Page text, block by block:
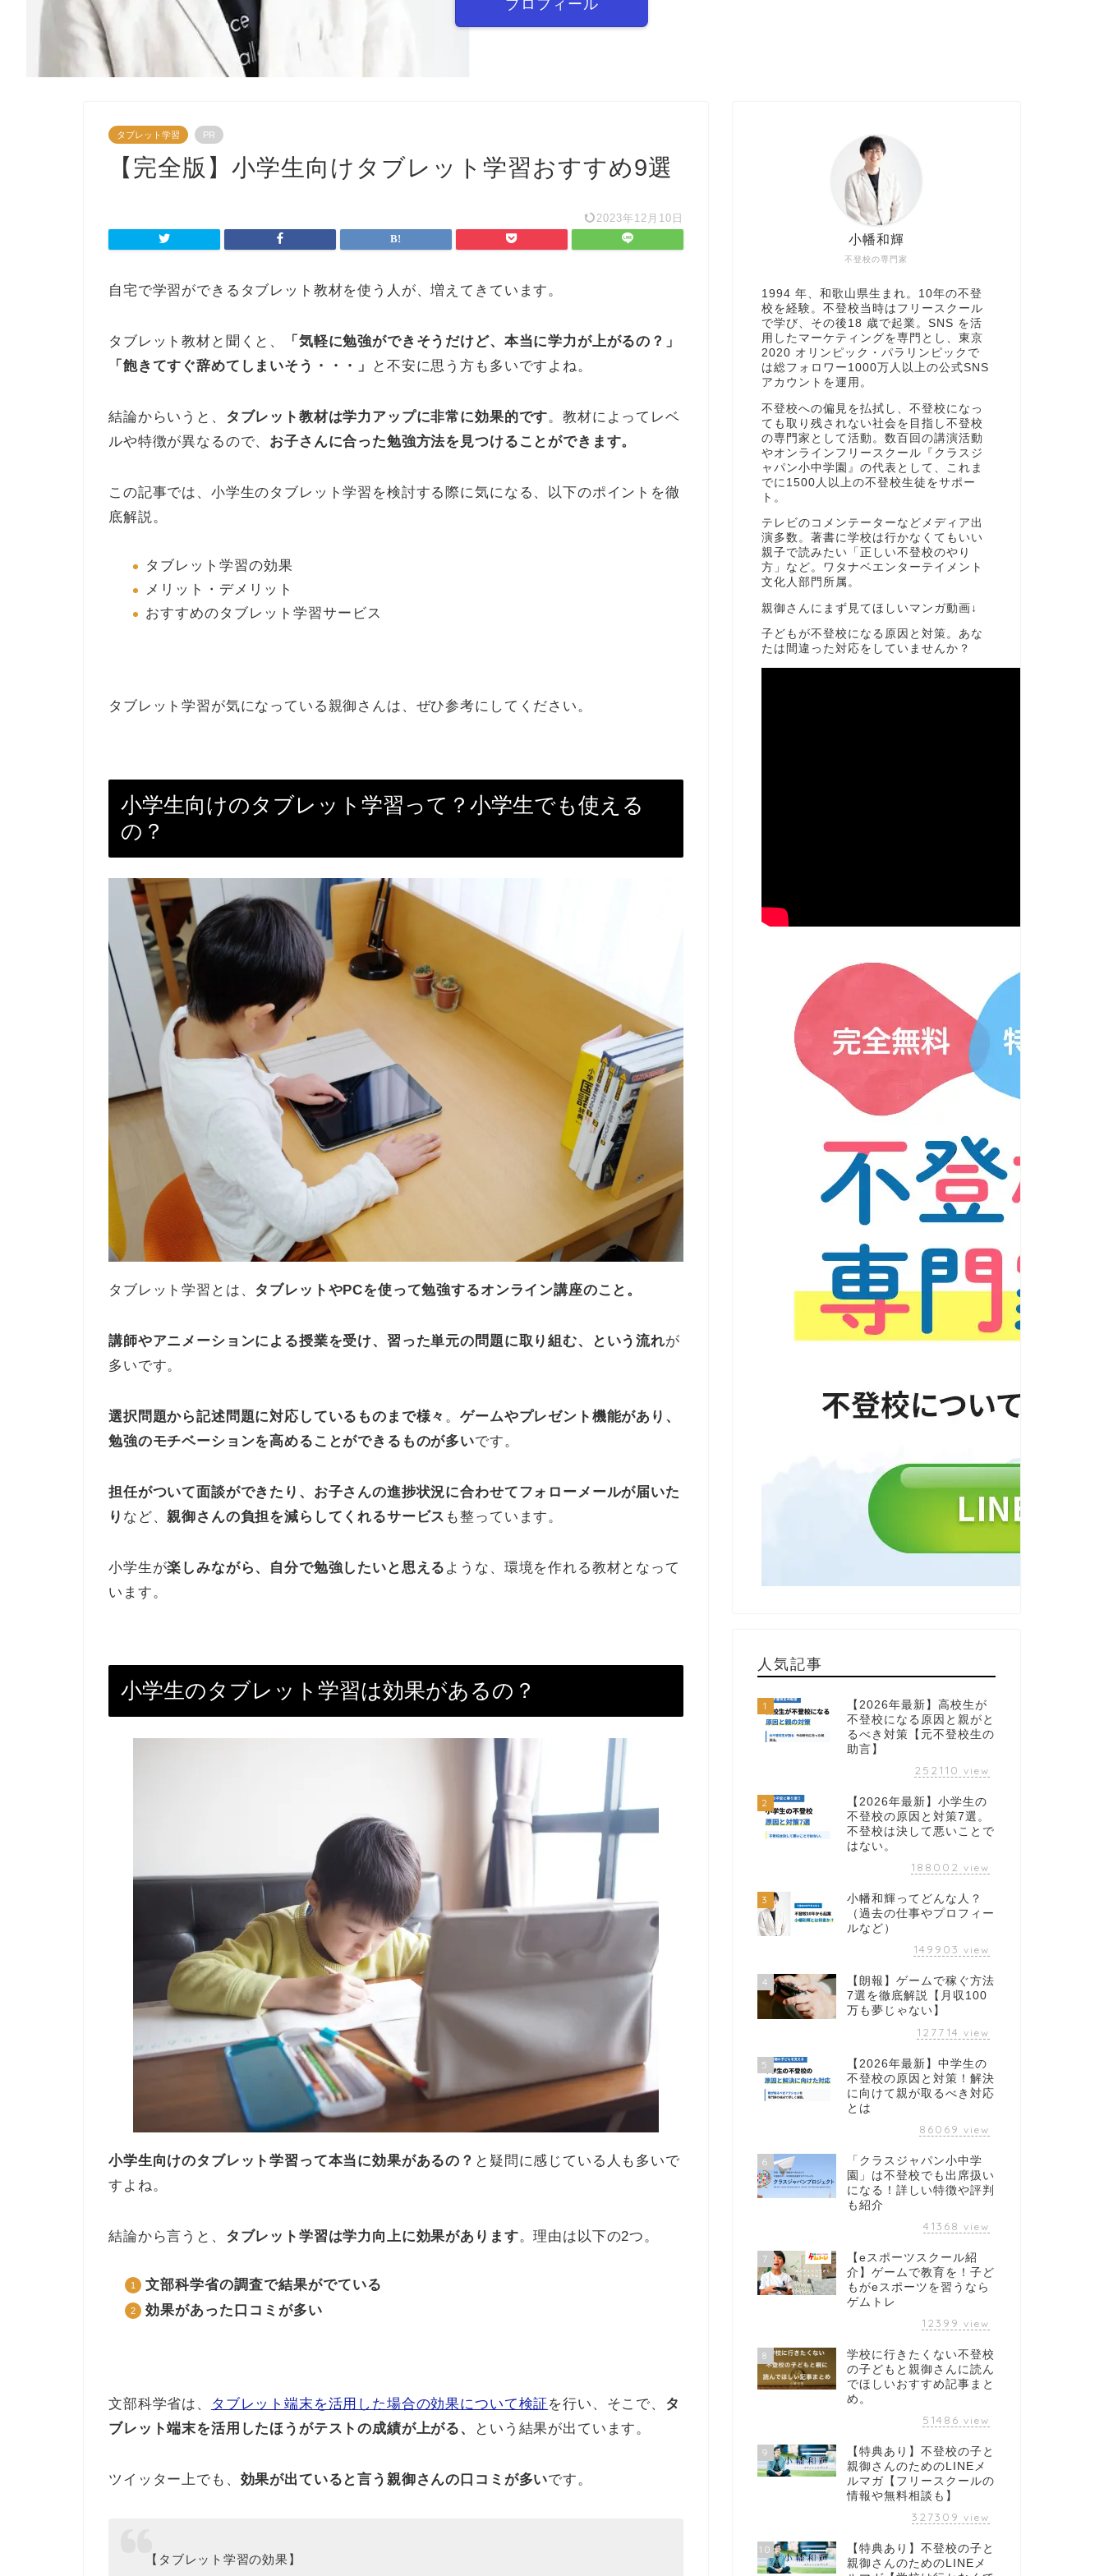
プロフィール
タブレット学習 PR
【完全版】小学生向けタブレット学習おすすめ9選
2023年12月10日
自宅で学習ができるタブレット教材を使う人が、増えてきています。
タブレット教材と聞くと、
「気軽に勉強ができそうだけど、本当に学力が上がるの？」
「飽きてすぐ辞めてしまいそう・・・」
と不安に思う方も多いですよね。
結論からいうと、 タブレット教材は学力アップに非常に効果的です。教材によってレベ
ルや特徴が異なるので、 お子さんに合った勉強方法を見つけることができます。
この記事では、小学生のタブレット学習を検討する際に気になる、以下のポイントを徹
底解説。
タブレット学習の効果
メリット・デメリット
おすすめのタブレット学習サービス
タブレット学習が気になっている親御さんは、ぜひ参考にしてください。
小学生向けのタブレット学習って？小学生でも使える
の？
タブレット学習とは、 タブレットやPCを使って勉強するオンライン講座のこと。
講師やアニメーションによる授業を受け、習った単元の問題に取り組む、という流れが
多いです。
選択問題から記述問題に対応しているものまで様々 。ゲームやプレゼント機能があり、
勉強のモチベーションを高めることができるものが多いです。
担任がついて面談ができたり、お子さんの進捗状況に合わせてフォローメールが届いた
り など、親御さんの負担を減らしてくれるサービス も整っています。
小学生が楽しみながら、自分で勉強したいと思える ような、環境を作れる教材となって
います。
小学生のタブレット学習は効果があるの？
小学生向けのタブレット学習って本当に効果があるの？ と疑問に感じている人も多いで
すよね。
結論から言うと、 タブレット学習は学力向上に効果があります。理由は以下の2つ。
文部科学省の調査で結果がでている
効果があった口コミが多い
文部科学省は、 タブレット端末を活用した場合の効果について検証 を行い、そこで、 タ
ブレット端末を活用したほうがテストの成績が上がる、
という結果が出ています。
ツイッター上でも、 効果が出ていると言う親御さんの口コミが多いです。
【タブレット学習の効果】
不登校の専門家
小幡和輝
1994 年、和歌山県生まれ。10年の不登
校を経験。不登校当時はフリースクール
で学び、その後18 歳で起業。SNS を活
用したマーケティングを専門とし、東京
2020 オリンピック・パラリンピックで
は総フォロワー1000万人以上の公式SNS
アカウントを運用。
不登校への偏見を払拭し、不登校になっ
ても取り残されない社会を目指し不登校
の専門家として活動。数百回の講演活動
やオンラインフリースクール『クラスジ
ャパン小中学園』の代表として、これま
でに1500人以上の不登校生徒をサポー
ト。
テレビのコメンテーターなどメディア出
演多数。著書に学校は行かなくてもいい
親子で読みたい「正しい不登校のやり
方」など。ワタナベエンターテイメント
文化人部門所属。
親御さんにまず見てほしいマンガ動画↓
子どもが不登校になる原因と対策。あな
たは間違った対応をしていませんか？
人気記事
1
【2026年最新】高校生が
不登校になる原因と親がと
るべき対策【元不登校生の
助言】
252110 view
2
【2026年最新】小学生の
不登校の原因と対策7選。
不登校は決して悪いことで
はない。
188002 view
3
小幡和輝ってどんな人？
（過去の仕事やプロフィー
ルなど）
149903 view
4
【朗報】ゲームで稼ぐ方法
7選を徹底解説【月収100
万も夢じゃない】
127714 view
5
【2026年最新】中学生の
不登校の原因と対策！解決
に向けて親が取るべき対応
とは
86069 view
6
「クラスジャパン小中学
園」は不登校でも出席扱い
になる！詳しい特徴や評判
も紹介
41368 view
7
【eスポーツスクール紹
介】ゲームで教育を！子ど
もがeスポーツを習うなら
ゲムトレ
12399 view
8
学校に行きたくない不登校
の子どもと親御さんに読ん
でほしいおすすめ記事まと
め。
51486 view
9
【特典あり】不登校の子と
親御さんのためのLINEメ
ルマガ【フリースクールの
情報や無料相談も】
327309 view
10
【特典あり】不登校の子と
親御さんのためのLINEメ